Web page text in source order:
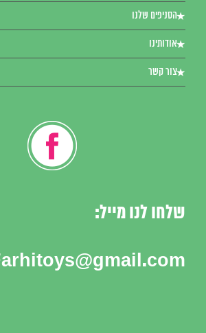
הסניפים שלנו
אודותינו
צור קשר
שלחו לנו מייל: